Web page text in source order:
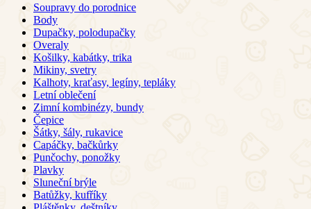
Soupravy do porodnice
Body
Dupačky, polodupačky
Overaly
Košilky, kabátky, trika
Mikiny, svetry
Kalhoty, kraťasy, legíny, tepláky
Letní oblečení
Zimní kombinézy, bundy
Čepice
Šátky, šály, rukavice
Capáčky, bačkůrky
Punčochy, ponožky
Plavky
Sluneční brýle
Batůžky, kufříky